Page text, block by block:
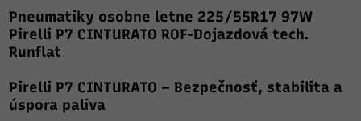
Pneumatiky osobne letne 225/55R17 97W
Pirelli P7 CINTURATO ROF-Dojazdová tech.
Runflat
Pirelli P7 CINTURATO – Bezpečnosť, stabilita a
úspora paliva